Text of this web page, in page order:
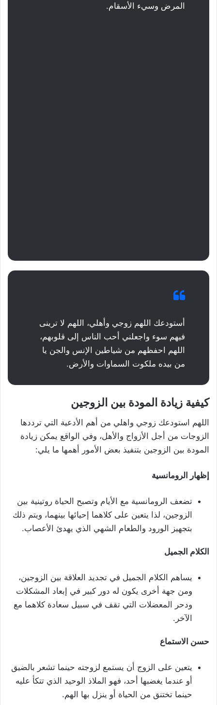
المرض وسيء الأسقام.
أستودعك اللهم زوجي وأهلي، اللهم لا ترينى
فيهم سوء واجعلني أحب الناس إلى قلوبهم،
اللهم احفظهم من شياطين الإنس والجن يا
من بيده ملكوت السماوات والأرض.
كيفية زيادة المودة بين الزوجين
اللهم استودعك زوجي واهلي من أهم الأدعية التي ترددها
الزوجات من أجل الأزواج والأهل، وفي الواقع يمكن زيادة
المودة بين الزوجين بتنفيذ بعض الأمور أهمها ما يلي:
إظهار الرومانسية
تضعف الرومانسية مع الأيام وتصبح الحياة روتينية بين
الزوجين، لذا يتعين على كلاهما إحيائها بينهما، ويتم ذلك
بتجهيز الورود والطعام الشهي الذي يهدئ الأعصاب.
الكلام الجميل
يساهم الكلام الجميل في تجديد العلاقة بين الزوجين،
ومن جهة أخرى يكون له دور كبير في إبعاد المشكلات
ودحر المعضلات التي تقف في سبيل سعادة كلاهما مع
الآخر.
حسن الاستماع
يتعين على الزوج أن يستمع لزوجته حينما تشعر بالضيق
أو عندما يغضبها أحد، فهو الملاذ الوحيد الذي تتكأ عليه
حينما تختنق من الحياة أو ينزل بها الهم.